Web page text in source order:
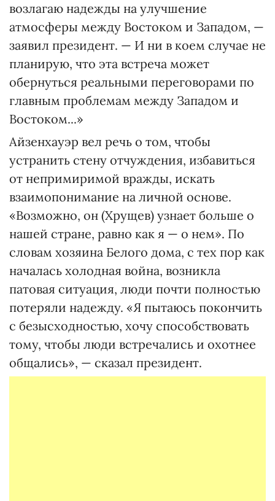
возлагаю надежды на улучшение
атмосферы между Востоком и Западом, —
заявил президент. — И ни в коем случае не
планирую, что эта встреча может
обернуться реальными переговорами по
главным проблемам между Западом и
Востоком...»
Айзенхауэр вел речь о том, чтобы
устранить стену отчуждения, избавиться
от непримиримой вражды, искать
взаимопонимание на личной основе.
«Возможно, он (Хрущев) узнает больше о
нашей стране, равно как я — о нем». По
словам хозяина Белого дома, с тех пор как
началась холодная война, возникла
патовая ситуация, люди почти полностью
потеряли надежду. «Я пытаюсь покончить
с безысходностью, хочу способствовать
тому, чтобы люди встречались и охотнее
общались», — сказал президент.